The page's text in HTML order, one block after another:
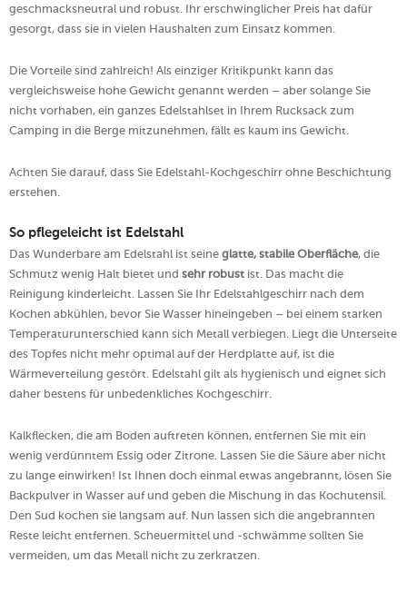
geschmacksneutral und robust. Ihr erschwinglicher Preis hat dafür
gesorgt, dass sie in vielen Haushalten zum Einsatz kommen.
Die Vorteile sind zahlreich! Als einziger Kritikpunkt kann das
vergleichsweise hohe Gewicht genannt werden – aber solange Sie
nicht vorhaben, ein ganzes Edelstahlset in Ihrem Rucksack zum
Camping in die Berge mitzunehmen, fällt es kaum ins Gewicht.
Achten Sie darauf, dass Sie Edelstahl-Kochgeschirr ohne Beschichtung
erstehen.
So pflegeleicht ist Edelstahl
Das Wunderbare am Edelstahl ist seine glatte, stabile Oberfläche, die
Schmutz wenig Halt bietet und sehr robust ist. Das macht die
Reinigung kinderleicht. Lassen Sie Ihr Edelstahlgeschirr nach dem
Kochen abkühlen, bevor Sie Wasser hineingeben – bei einem starken
Temperaturunterschied kann sich Metall verbiegen. Liegt die Unterseite
des Topfes nicht mehr optimal auf der Herdplatte auf, ist die
Wärmeverteilung gestört. Edelstahl gilt als hygienisch und eignet sich
daher bestens für unbedenkliches Kochgeschirr.
Kalkflecken, die am Boden auftreten können, entfernen Sie mit ein
wenig verdünntem Essig oder Zitrone. Lassen Sie die Säure aber nicht
zu lange einwirken! Ist Ihnen doch einmal etwas angebrannt, lösen Sie
Backpulver in Wasser auf und geben die Mischung in das Kochutensil.
Den Sud kochen sie langsam auf. Nun lassen sich die angebrannten
Reste leicht entfernen. Scheuermittel und -schwämme sollten Sie
vermeiden, um das Metall nicht zu zerkratzen.